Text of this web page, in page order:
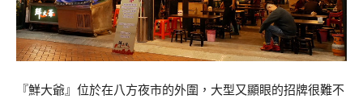
『鮮大爺』位於在八方夜市的外圍，大型又顯眼的招牌很難不